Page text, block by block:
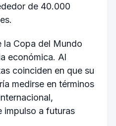
de 40.000
la Copa del Mundo
económica. Al
coinciden en que su
medirse en términos
impulso a futuras